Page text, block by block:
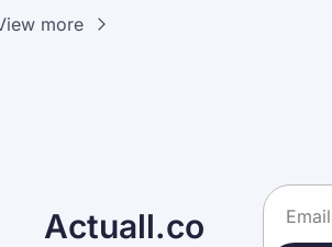
more
Actuall.co